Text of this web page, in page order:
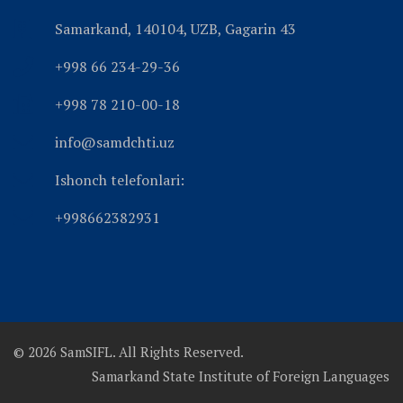
Samarkand, 140104, UZB, Gagarin 43
+998 66 234-29-36
+998 78 210-00-18
info@samdchti.uz
Ishonch telefonlari:
+998662382931
© 2026 SamSIFL. All Rights Reserved.
Samarkand State Institute of Foreign Languages